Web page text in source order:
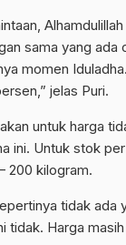
sama yang ada
momen
jelas Puri.
untuk harga
ini. Untuk stok
200 kilogram.
tidak ada
tidak. Harga